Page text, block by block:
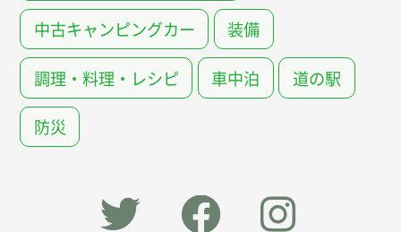
中古キャンピングカー 装備
調理・料理・レシピ 車中泊 道の駅
防災